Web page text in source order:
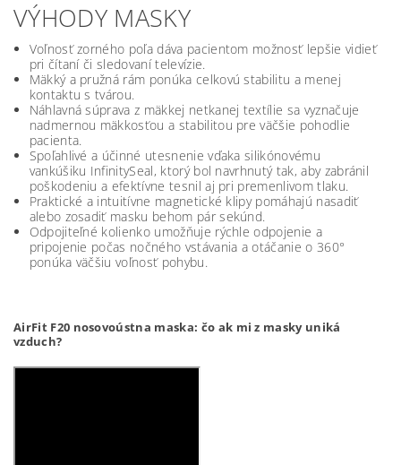
VÝHODY MASKY
Voľnosť zorného poľa dáva pacientom možnosť lepšie vidieť
pri čítaní či sledovaní televízie.
Mäkký a pružná rám ponúka celkovú stabilitu a menej
kontaktu s tvárou.
Náhlavná súprava z mäkkej netkanej textílie sa vyznačuje
nadmernou mäkkosťou a stabilitou pre väčšie pohodlie
pacienta.
Spoľahlivé a účinné utesnenie vďaka silikónovému
vankúšiku InfinitySeal, ktorý bol navrhnutý tak, aby zabránil
poškodeniu a efektívne tesnil aj pri premenlivom tlaku.
Praktické a intuitívne magnetické klipy pomáhajú nasadiť
alebo zosadiť masku behom pár sekúnd.
Odpojiteľné kolienko umožňuje rýchle odpojenie a
pripojenie počas nočného vstávania a otáčanie o 360°
ponúka väčšiu voľnosť pohybu.
AirFit F20 nosovoústna maska: čo ak mi z masky uniká
vzduch?